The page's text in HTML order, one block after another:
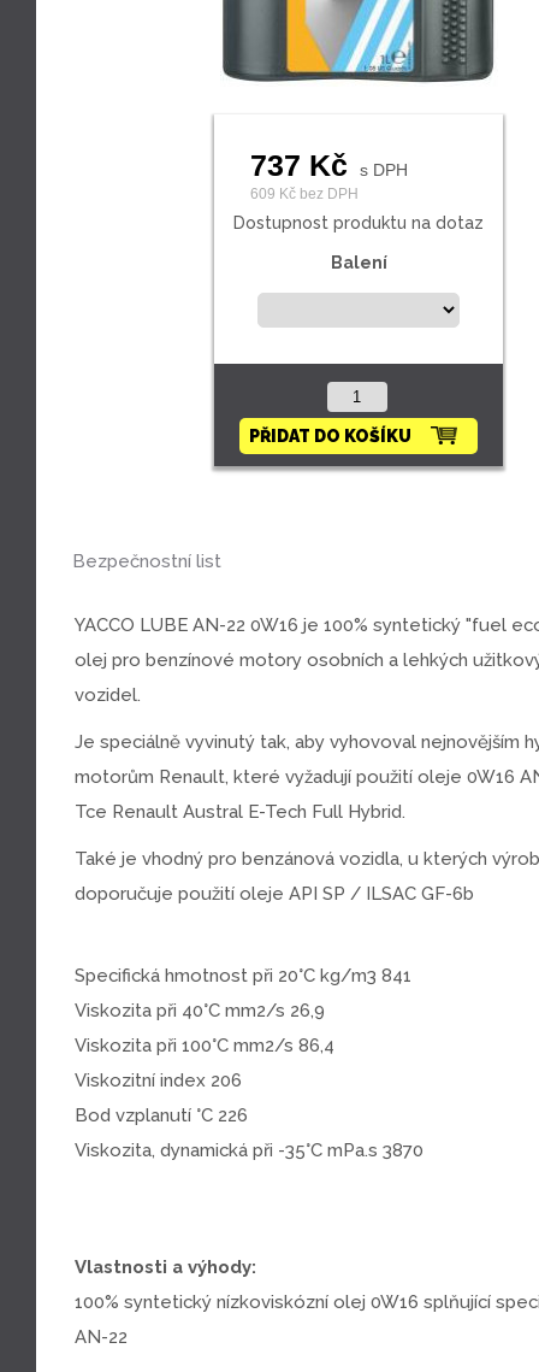
737 Kč s DPH
609 Kč bez DPH
Dostupnost produktu na dotaz
Balení
YACCO LUBE AN-22 0W16 je 100% syntetický "fuel
olej pro benzínové motory osobních a lehkých
vozidel.
Je speciálně vyvinutý tak, aby vyhovoval nejnovějším
motorům Renault, které vyžadují použití oleje 0W16
Tce Renault Austral E-Tech Full Hybrid.
Také je vhodný pro benzánová vozidla, u kterých
doporučuje použití oleje API SP / ILSAC GF-6b
Specifická hmotnost při 20°C kg/m3 841
Viskozita při 40°C mm2/s 26,9
Viskozita při 100°C mm2/s 86,4
Viskozitní index 206
Bod vzplanutí °C 226
Viskozita, dynamická při -35°C mPa.s 3870
Vlastnosti a výhody:
100% syntetický nízkoviskózní olej 0W16 splňující
AN-22
Bezpečnostní list